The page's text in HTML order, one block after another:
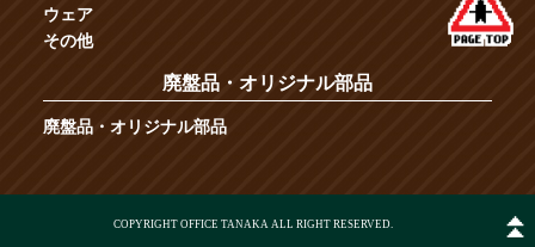
ウェア
その他
廃盤品・オリジナル部品
廃盤品・オリジナル部品
COPYRIGHT OFFICE TANAKA ALL RIGHT RESERVED.